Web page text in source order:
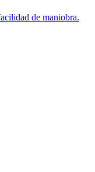
de maniobra.